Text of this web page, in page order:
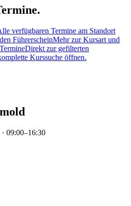
verfügbaren Termine am Standort
FührerscheinMehr zur Kursart und
Direkt zur gefilterten
Kurssuche öffnen.
09:00–16:30